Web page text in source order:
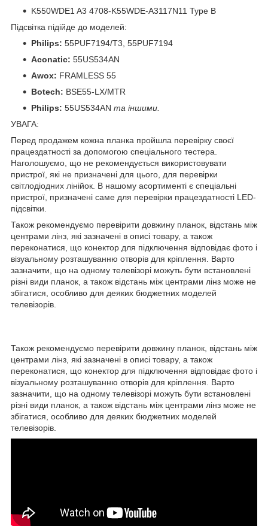
K550WDE1 A3 4708-K55WDE-A3117N11 Type B
Підсвітка підійде до моделей:
Philips: 55PUF7194/T3, 55PUF7194
Aconatic: 55US534AN
Awox: FRAMLESS 55
Botech: BSE55-LX/MTR
Philips: 55US534AN та іншими.
УВАГА:
Перед продажем кожна планка пройшла перевірку своєї
працездатності за допомогою спеціального тестера.
Наголошуємо, що не рекомендується використовувати
пристрої, які не призначені для цього, для перевірки
світлодіодних лінійок. В нашому асортименті є спеціальні
пристрої, призначені саме для перевірки працездатності LED-
підсвітки.
Також рекомендуємо перевірити довжину планок, відстань між
центрами лінз, які зазначені в описі товару, а також
переконатися, що конектор для підключення відповідає фото і
візуальному розташуванню отворів для кріплення. Варто
зазначити, що на одному телевізорі можуть бути встановлені
різні види планок, а також відстань між центрами лінз може не
збігатися, особливо для деяких бюджетних моделей
телевізорів.
Також рекомендуємо перевірити довжину планок, відстань між
центрами лінз, які зазначені в описі товару, а також
переконатися, що конектор для підключення відповідає фото і
візуальному розташуванню отворів для кріплення. Варто
зазначити, що на одному телевізорі можуть бути встановлені
різні види планок, а також відстань між центрами лінз може не
збігатися, особливо для деяких бюджетних моделей
телевізорів.